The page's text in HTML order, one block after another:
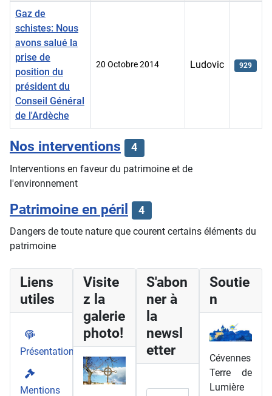
Gaz de
schistes: Nous
avons salué la
prise de
position du
président du
Conseil Général
de l'Ardèche
20 Octobre 2014 Ludovic 929
Nos interventions 4
Interventions en faveur du patrimoine et de
l'environnement
Patrimoine en péril 4
Dangers de toute nature que courent certains éléments du
patrimoine
Liens
utiles
Présentation
Mentions
Visite
z la
galerie
photo!
S'abon
ner à
la
newsl
etter
Soutie
n
Cévennes
Terre de
Lumière